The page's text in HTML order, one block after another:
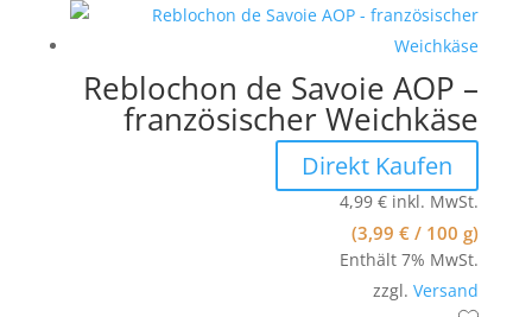
Reblochon de Savoie AOP –
französischer Weichkäse
Direkt Kaufen
4,99€ inkl. MwSt.
(3,99€ / 100 g)
Enthält 7% MwSt.
zzgl.Versand